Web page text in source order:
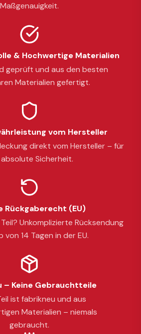
Maßgenauigkeit.
& Hochwertige Materialien
geprüft und aus den besten
Materialien gefertigt.
vom Hersteller
direkt vom Hersteller – für
Sicherheit.
Rückgaberecht (EU)
Unkomplizierte Rücksendung
von 14 Tagen in der EU.
– Keine Gebrauchtteile
ist fabrikneu und aus
Materialien – niemals
gebraucht.